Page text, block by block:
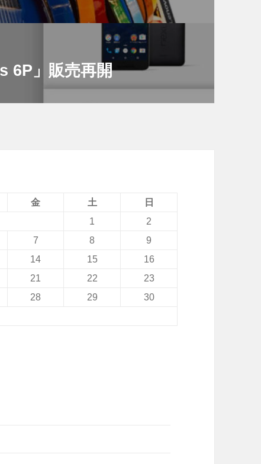
6P」販売再開
金 土
日
1
2
7 8
9
14 15
16
21 22
23
28 29
30